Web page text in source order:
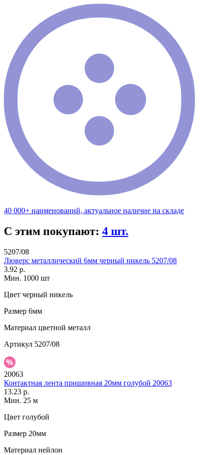
40 000+ наименований, актуальное наличие на складе
С этим покупают: 4 шт.
5207/08
Люверс металлический 6мм черный никель 5207/08
3.92 р.
Мин. 1000 шт
Цвет черный никель
Размер 6мм
Материал цветной металл
Артикул 5207/08
20063
Контактная лента пришивная 20мм голубой 20063
13.23 р.
Мин. 25 м
Цвет голубой
Размер 20мм
Материал нейлон